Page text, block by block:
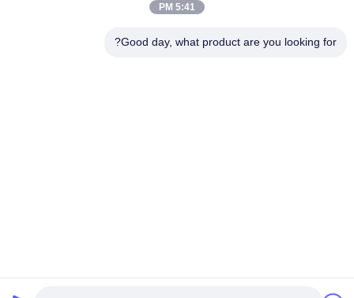
5:41 PM
Good day, what product are you looking for?